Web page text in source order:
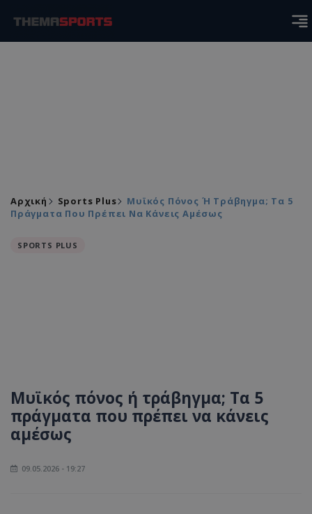
Αρχική Sports Plus
Μυϊκός Πόνος Ή Τράβηγμα; Τα 5
Πράγματα Που Πρέπει Να Κάνεις Αμέσως
SPORTS PLUS
Μυϊκός πόνος ή τράβηγμα; Τα 5
πράγματα που πρέπει να κάνεις
αμέσως
09.05.2026 - 19:27